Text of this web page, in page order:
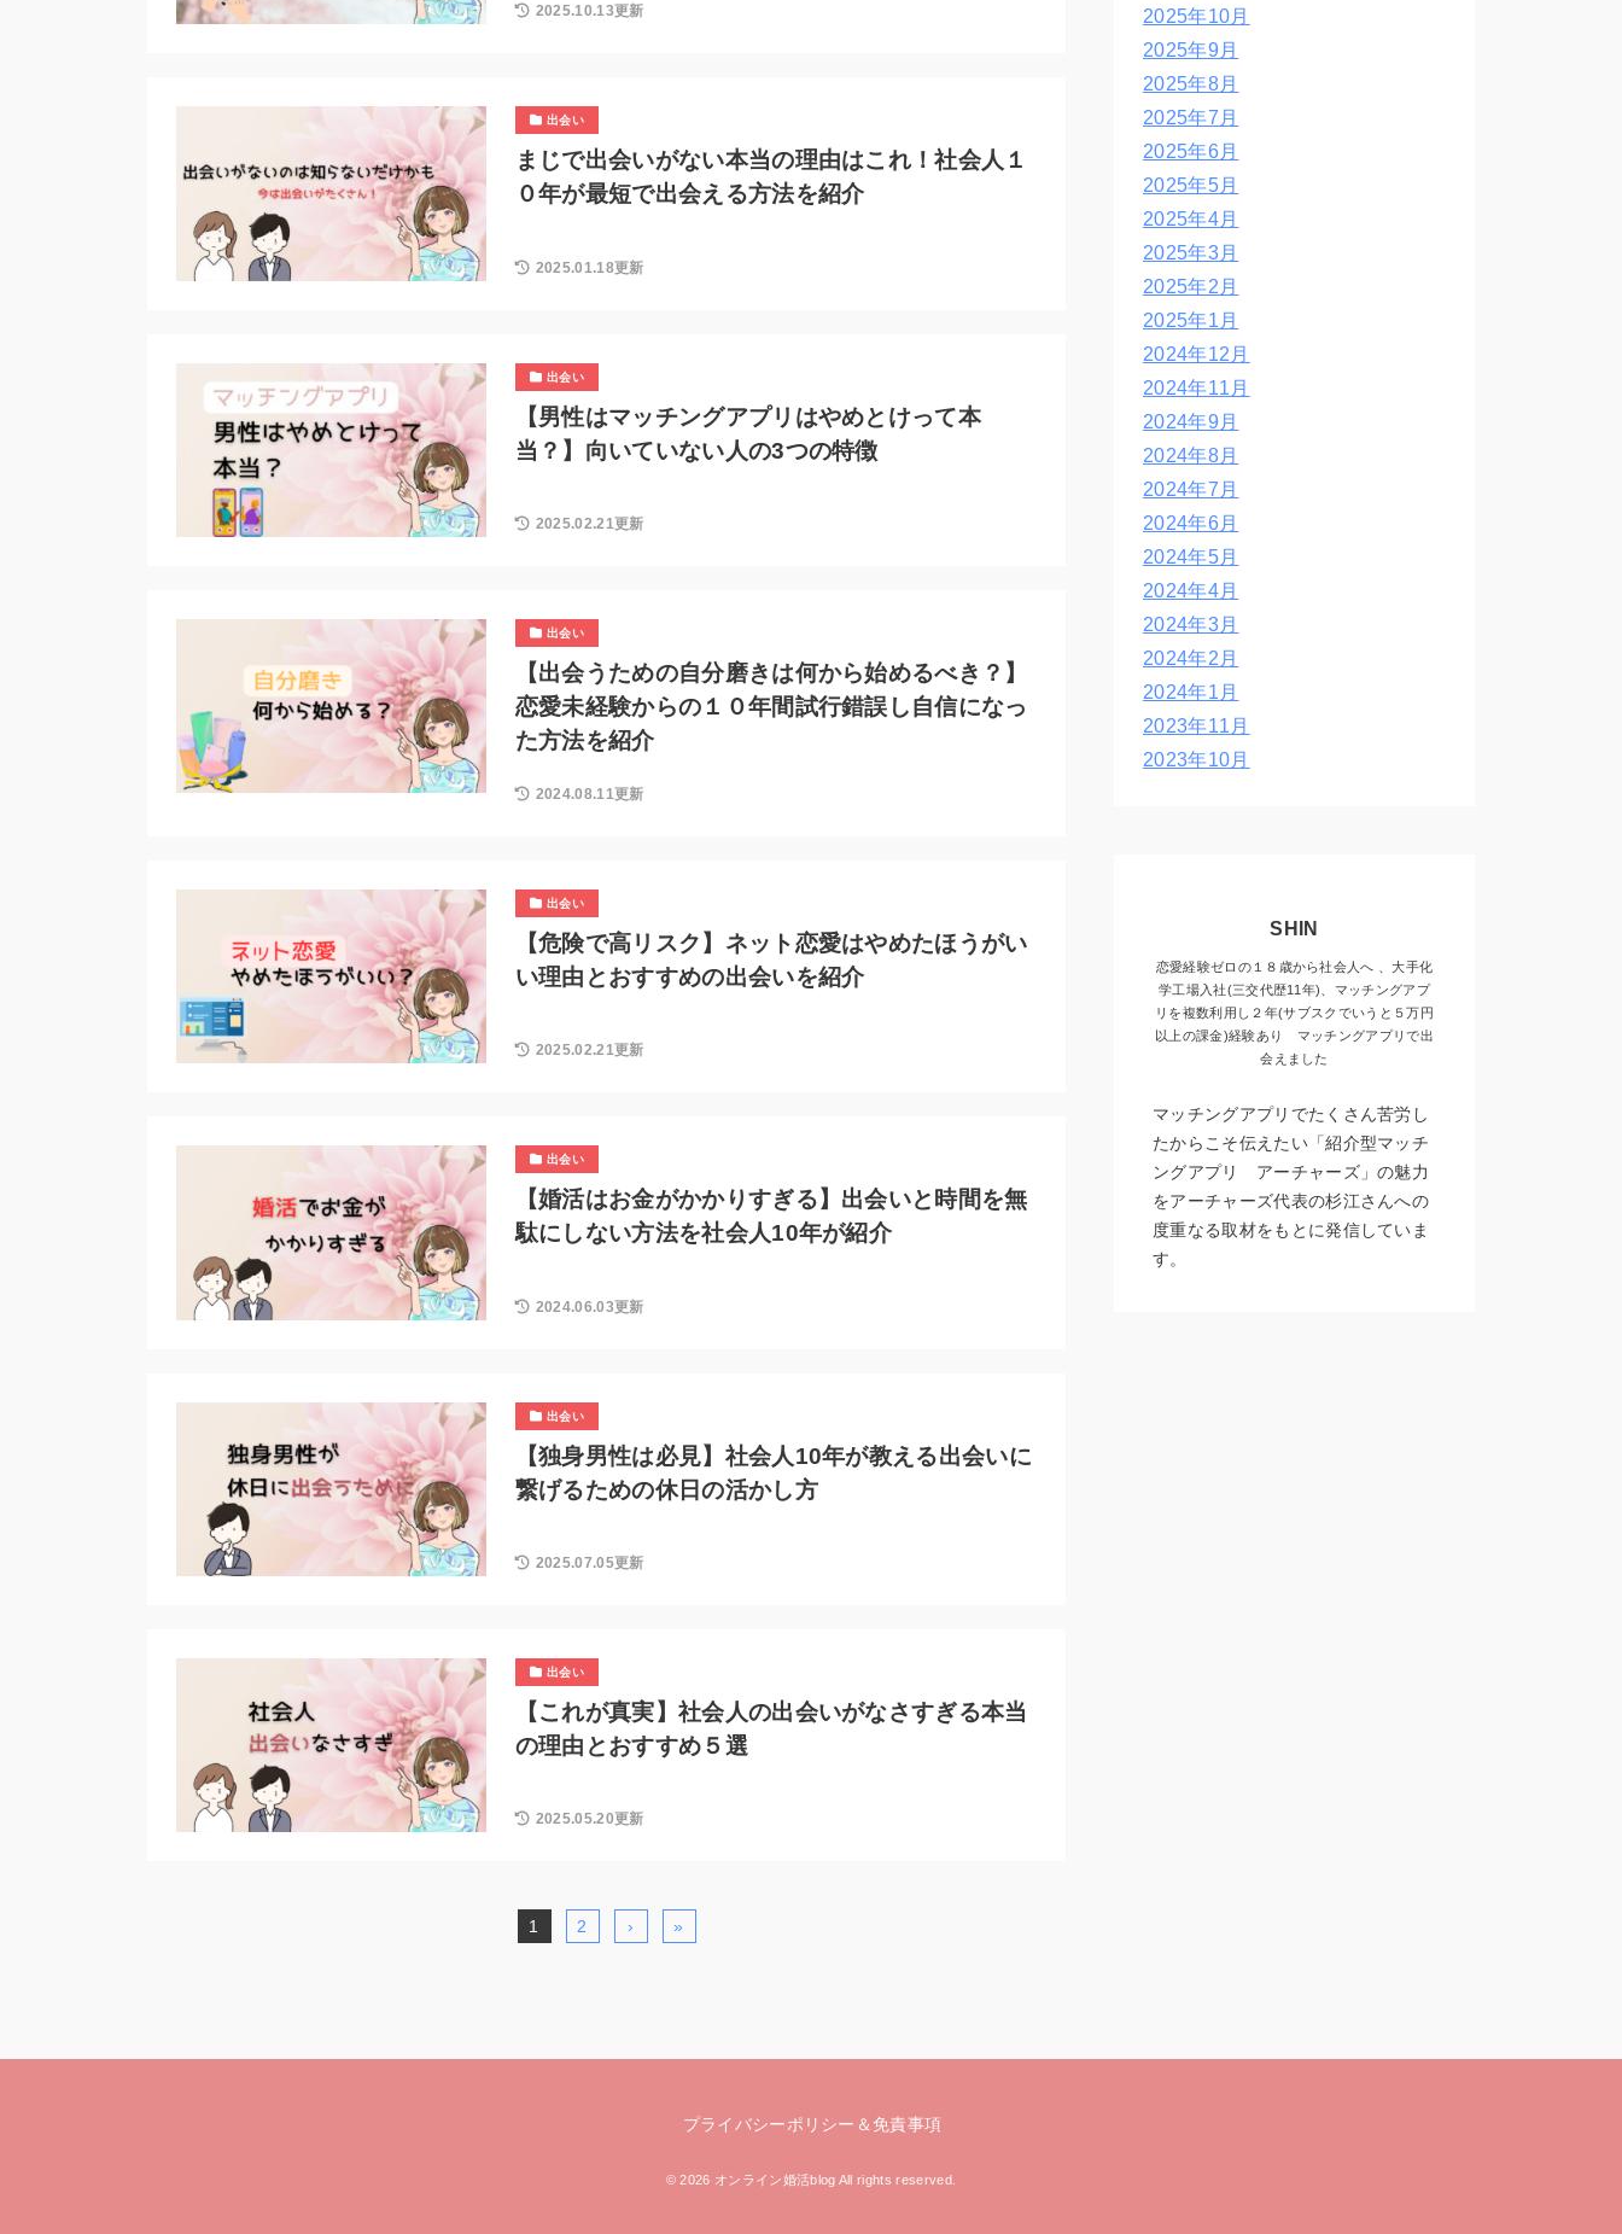
2025.10.13更新
出会い
まじで出会いがない本当の理由はこれ！社会人１
０年が最短で出会える方法を紹介
2025.01.18更新
出会い
【男性はマッチングアプリはやめとけって本
当？】向いていない人の3つの特徴
2025.02.21更新
出会い
【出会うための自分磨きは何から始めるべき？】
恋愛未経験からの１０年間試行錯誤し自信になっ
た方法を紹介
2024.08.11更新
出会い
【危険で高リスク】ネット恋愛はやめたほうがい
い理由とおすすめの出会いを紹介
2025.02.21更新
出会い
【婚活はお金がかかりすぎる】出会いと時間を無
駄にしない方法を社会人10年が紹介
2024.06.03更新
出会い
【独身男性は必見】社会人10年が教える出会いに
繋げるための休日の活かし方
2025.07.05更新
出会い
【これが真実】社会人の出会いがなさすぎる本当
の理由とおすすめ５選
2025.05.20更新
1 2 › »
2025年10月
2025年9月
2025年8月
2025年7月
2025年6月
2025年5月
2025年4月
2025年3月
2025年2月
2025年1月
2024年12月
2024年11月
2024年9月
2024年8月
2024年7月
2024年6月
2024年5月
2024年4月
2024年3月
2024年2月
2024年1月
2023年11月
2023年10月
SHIN
恋愛経験ゼロの１８歳から社会人へ 、大手化
学工場入社(三交代歴11年)、マッチングアプ
リを複数利用し２年(サブスクでいうと５万円
以上の課金)経験あり マッチングアプリで出
会えました
マッチングアプリでたくさん苦労し
たからこそ伝えたい「紹介型マッチ
ングアプリ アーチャーズ」の魅力
をアーチャーズ代表の杉江さんへの
度重なる取材をもとに発信していま
す。
プライバシーポリシー＆免責事項
© 2026 オンライン婚活blog All rights reserved.